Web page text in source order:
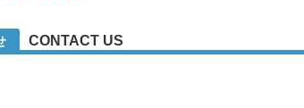
CONTACT US